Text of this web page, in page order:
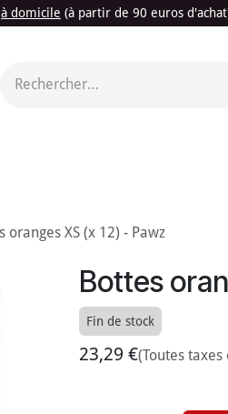
à domicile (à partir de 90 euros
oranges XS (x 12) - Pawz
Bottes
Fin de stock
23,29 €(Toutes taxes